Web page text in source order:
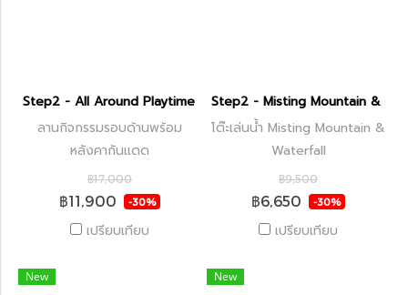
Step2 - All Around Playtime Patio with Canopy
ลานกิจกรรมรอบด้านพร้อม
หลังคากันแดด
฿17,000
฿11,900 -30%
เปรียบเทียบ
Step2 - Misting Mountain &
โต๊ะเล่นน้ำ Misting Mountain &
Waterfall
฿9,500
฿6,650 -30%
เปรียบเทียบ
New New